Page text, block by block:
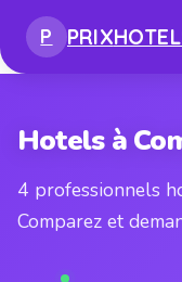
P PRIX
Hotels à
4 professionnels
Comparez et